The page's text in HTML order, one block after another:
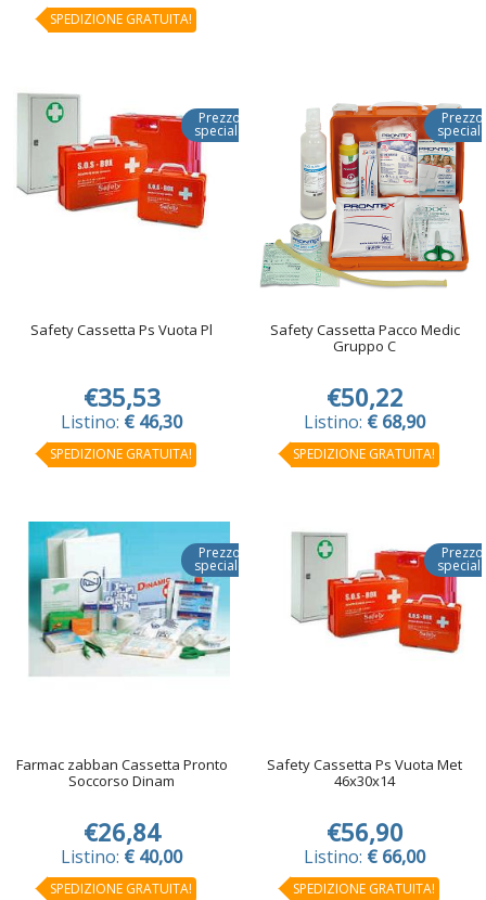
SPEDIZIONE GRATUITA!
Prezzo
speciale
Safety Cassetta Ps Vuota Pl
€35,53
Listino: € 46,30
SPEDIZIONE GRATUITA!
Prezzo
Safety Cassetta Pacco Medic
Gruppo C
€50,22
Listino: € 68,90
SPEDIZIONE GRATUITA!
Prezzo
speciale
Farmac zabban Cassetta Pronto
Soccorso Dinam
€26,84
Listino: € 40,00
SPEDIZIONE GRATUITA!
Prezzo
Safety Cassetta Ps Vuota Met
46x30x14
€56,90
Listino: € 66,00
SPEDIZIONE GRATUITA!